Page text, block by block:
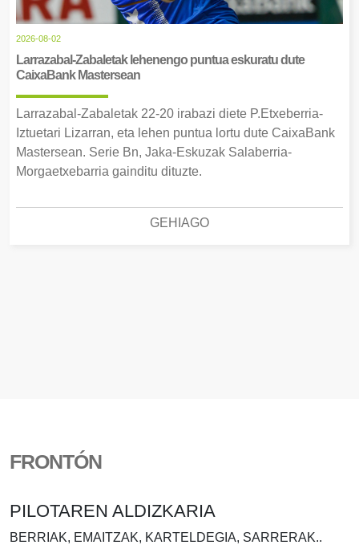
2026-08-02
Larrazabal-Zabaletak lehenengo puntua eskuratu dute
CaixaBank Mastersean
Larrazabal-Zabaletak 22-20 irabazi diete P.Etxeberria-
Iztuetari Lizarran, eta lehen puntua lortu dute CaixaBank
Mastersean. Serie Bn, Jaka-Eskuzak Salaberria-
Morgaetxebarria gainditu dituzte.
GEHIAGO
FRONTÓN
PILOTAREN ALDIZKARIA
BERRIAK, EMAITZAK, KARTELDEGIA, SARRERAK..